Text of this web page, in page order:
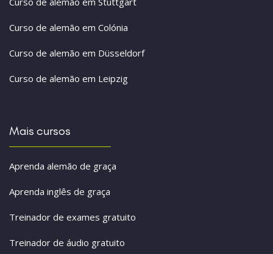
Curso de alemão em Colónia
Curso de alemão em Düsseldorf
Curso de alemão em Leipzig
Mais cursos
Aprenda alemão de graça
Aprenda inglês de graça
Treinador de exames gratuito
Treinador de áudio gratuito